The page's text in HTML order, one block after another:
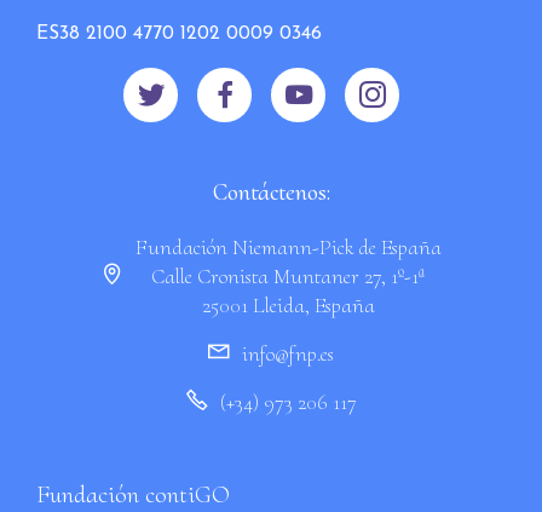
ES38 2100 4770 1202 0009 0346
Contáctenos:
Fundación Niemann-Pick de España
Calle Cronista Muntaner 27, 1º-1ª
25001 Lleida, España
info@fnp.es
(+34) 973 206 117
Fundación contiGO